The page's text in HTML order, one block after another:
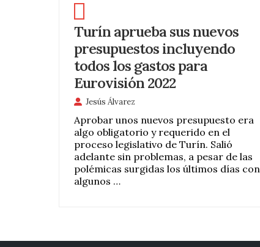
Turín aprueba sus nuevos
presupuestos incluyendo
todos los gastos para
Eurovisión 2022
Jesús Álvarez
Aprobar unos nuevos presupuesto era
algo obligatorio y requerido en el
proceso legislativo de Turín. Salió
adelante sin problemas, a pesar de las
polémicas surgidas los últimos días con
algunos …